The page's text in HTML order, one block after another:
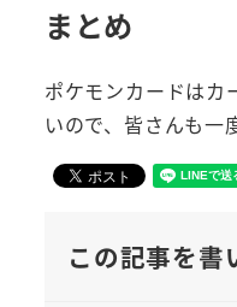
まとめ
ポケモンカードはカ
いので、皆さんも一
この記事を書